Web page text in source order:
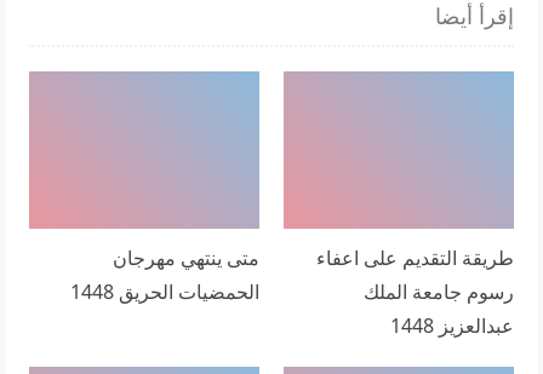
إقرأ أيضا
طريقة التقديم على اعفاء
رسوم جامعة الملك
عبدالعزيز 1448
متى ينتهي مهرجان
الحمضيات الحريق 1448